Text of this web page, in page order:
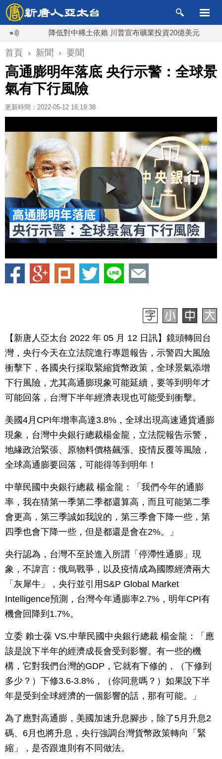
降低對中稀土依賴 川普宣布礦業投資20億美元 中東
首頁 › 新聞 › 要聞
高通膨明年落底 央行示警：全球景
氣有下行風險
更新時間：2022-05-12 16:19:38
【新唐人亞太台 2022 年 05 月 12 日訊】鏡頭轉回台
灣，央行今天在立法院進行專題報告，示警四大風險
衝擊下，各國央行採取緊縮貨幣政策，全球景氣添增
下行風險，尤其高通膨現象可能延續，要等到明年才
可能回落，台灣下半年經濟表現也可能受到衝擊。
美國4月CPI年增率高達3.8%，全球出現高速通貨通膨
現象，台灣中央銀行總裁楊金龍，立法院報告示警，
地緣政治緊張、原物料價格飆漲、疫情反覆等風險，
全球高通膨要回落，可能得等到明年！
中華民國中央銀行總裁 楊金龍：「我們今年的通膨
率，我在猜第一季第二季都還算高，而且可能第二季
會更高，第三季誠如我說的，第三季會下降一些，第
四季也會下降一些，但是都還是會在2%。」
央行認為，台灣不至於進入所謂「停滯性通膨」現
象，不諱言：俄烏戰爭，以及疫情成為國際經濟兩大
「灰犀牛」，央行並引用S&P Global Market
Intelligence預測，台灣今年通膨率2.7%，明年CPI有
機會回降到1.7%。
立委 賴士葆 VS.中華民國中央銀行總裁 楊金龍：「應
該是說下半年的經濟成長會受到影響。有一些的機
構，它對我們台灣的GDP，它就有下修的，（下修到
多少？）下修3.6-3.8%，（你同意嗎？）如果說下半
年是受到全球經濟的一個影響的話，那有可能。」
為了應對高通膨，美國加速升息腳步，除了5月升息2
碼、6月也將升息，央行強調台灣貨幣政策轉向「緊
縮」，是否跟進則有不同做法。